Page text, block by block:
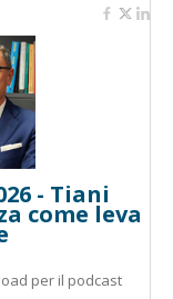
- Tiani
come leva
per il podcast